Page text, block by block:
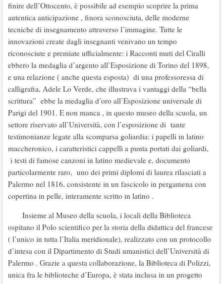
finire dell’Ottocento, è possibile ad esempio scoprire la prima
autentica anticipazione , finora sconosciuta, delle moderne
tecniche di insegnamento attraverso l’immagine. Tutte le
innovazioni create dagli insegnanti venivano un tempo
riconosciute e premiate ufficialmente: i Racconti muti del Ciralli
ebbero la medaglia d’argento all’Esposizione di Torino del 1898,
e una relazione ( anche questa esposta) di una professoressa di
calligrafia, Adele Lo Verde, che illustrava i vantaggi della “bella
scrittura” ebbe la medaglia d’oro all’Esposizione universale di
Parigi del 1901. E non manca , in questo museo della scuola, un
settore riservato all’Università, con l’esposizione di tante
testimonianze legate alla scomparsa goliardia: i papelli in latino
maccheronico, i caratteristici cappelli a punta portati dai goliardi,
i testi di famose canzoni in latino medievale e, documento
particolarmente raro, uno dei primi diplomi di laurea rilasciati a
Palermo nel 1816, consistente in un fascicolo in pergamena con
copertina in pelle, interamente scritto in latino .
Insieme al Museo della scuola, i locali della Biblioteca
ospitano il Polo scientifico per la storia della didattica del francese
( l’unico in tutta l’Italia meridionale), realizzato con un protocollo
d’intesa con il Dipartimento di Studi umanistici dell’Università di
Palermo . Grazie a questa collaborazione, la Biblioteca di Polizzi,
unica fra le biblioteche d’Europa, è stata inclusa in un progetto